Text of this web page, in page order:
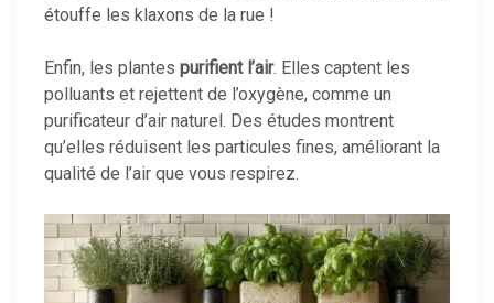
étouffe les klaxons de la rue !
Enfin, les plantes purifient l’air. Elles captent les
polluants et rejettent de l’oxygène, comme un
purificateur d’air naturel. Des études montrent
qu’elles réduisent les particules fines, améliorant la
qualité de l’air que vous respirez.